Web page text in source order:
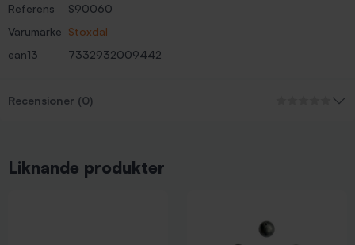
Referens
S90060
Varumärke Stoxdal
ean13
7332932009442
Recensioner (0)
Liknande produkter